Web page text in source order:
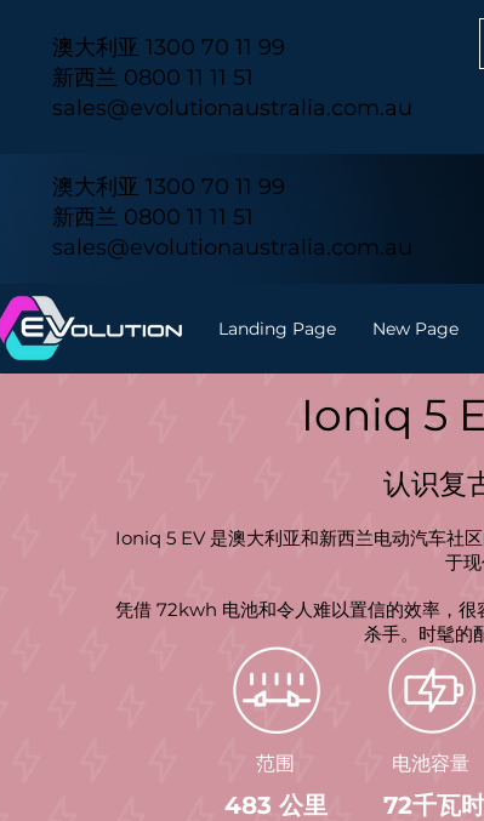
澳大利亚 1300 70 11 99
新西兰 0800 11 11 51
sales@evolutionaustralia.com.au
澳大利亚 1300 70 11 99
新西兰 0800 11 11 51
sales@evolutionaustralia.com.au
Landing Page New Page
Ioniq 5
认识复
Ioniq 5 EV 是澳大利亚和新西兰电动汽车社
于
凭借 72kwh 电池和令人难以置信的效率，
杀手。时髦的
范围 电池容量
483 公里 72千瓦时